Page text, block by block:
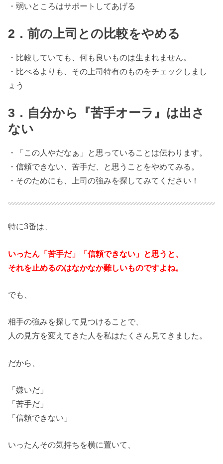
・弱いところはサポートしてあげる
2．前の上司との比較をやめる
・比較していても、何も良いものは生まれません。
・比べるよりも、その上司特有のものをチェックしまし
ょう
3．自分から『苦手オーラ』は出さ
ない
・「この人やだなぁ」と思っていることは伝わります。
・信頼できない、苦手だ、と思うことをやめてみる。
・そのためにも、上司の強みを探してみてください！
特に3番は、
いったん「苦手だ」「信頼できない」と思うと、
それを止めるのはなかなか難しいものですよね。
でも、
相手の強みを探して見つけることで、
人の見方を変えてきた人を私はたくさん見てきました。
だから、
「嫌いだ」
「苦手だ」
「信頼できない」
いったんその気持ちを横に置いて、